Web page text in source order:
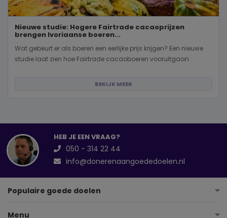
Nieuwe studie: Hogere Fairtrade cacaoprijzen
brengen Ivoriaanse boeren...
Wat gebeurt er als boeren een eerlijke prijs krijgen? Een nieuwe
studie laat zien hoe Fairtrade cacaoboeren vooruitgaan
BEKIJK MEER
HEB JE EEN VRAAG?
050 - 314 22 44
info@donerenaangoededoelen.nl
Populaire goede doelen
Menu